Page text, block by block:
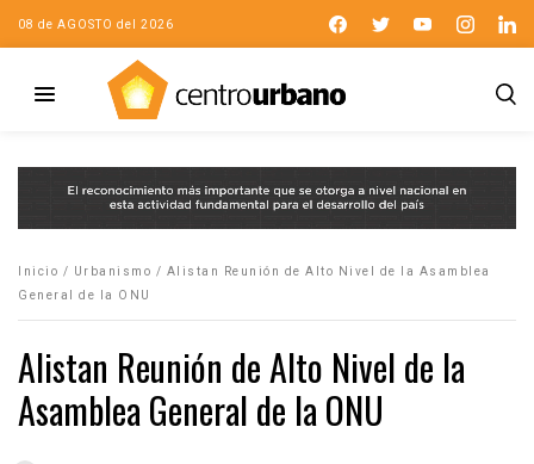
08 de AGOSTO del 2026
Inicio / Urbanismo / Alistan Reunión de Alto Nivel de la Asamblea
General de la ONU
Alistan Reunión de Alto Nivel de la
Asamblea General de la ONU